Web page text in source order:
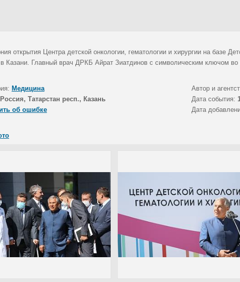
открытия Центра детской онкологии, гематологии и хирургии на базе
Казани. Главный врач ДРКБ Айрат Зиатдинов с символическим ключом во
Медицина Автор и
Россия, Татарстан респ., Казань Дата события:
об ошибке
Дата